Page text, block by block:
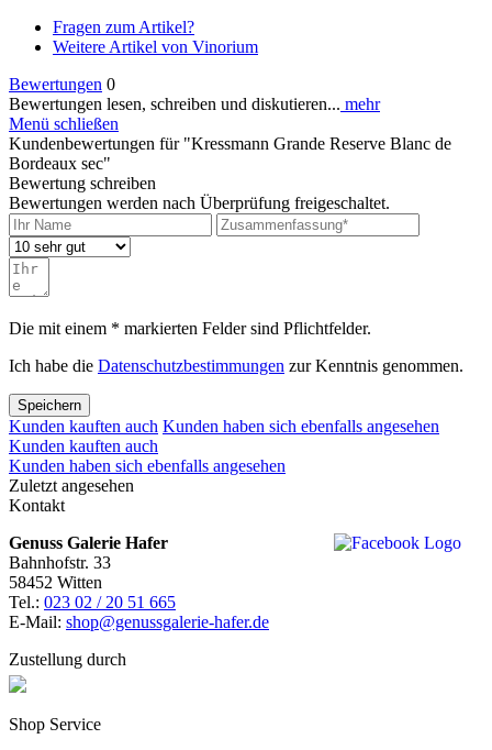
Fragen zum Artikel?
Weitere Artikel von Vinorium
Bewertungen 0
Bewertungen lesen, schreiben und diskutieren... mehr
Menü schließen
Kundenbewertungen für "Kressmann Grande Reserve Blanc de
Bordeaux sec"
Bewertung schreiben
Bewertungen werden nach Überprüfung freigeschaltet.
Die mit einem * markierten Felder sind Pflichtfelder.
Ich habe die Datenschutzbestimmungen zur Kenntnis genommen.
Speichern
Kunden kauften auch Kunden haben sich ebenfalls angesehen
Kunden kauften auch
Kunden haben sich ebenfalls angesehen
Zuletzt angesehen
Kontakt
Genuss Galerie Hafer
Bahnhofstr. 33
58452 Witten
Tel.: 023 02 / 20 51 665
E-Mail: shop@genussgalerie-hafer.de
Zustellung durch
Shop Service